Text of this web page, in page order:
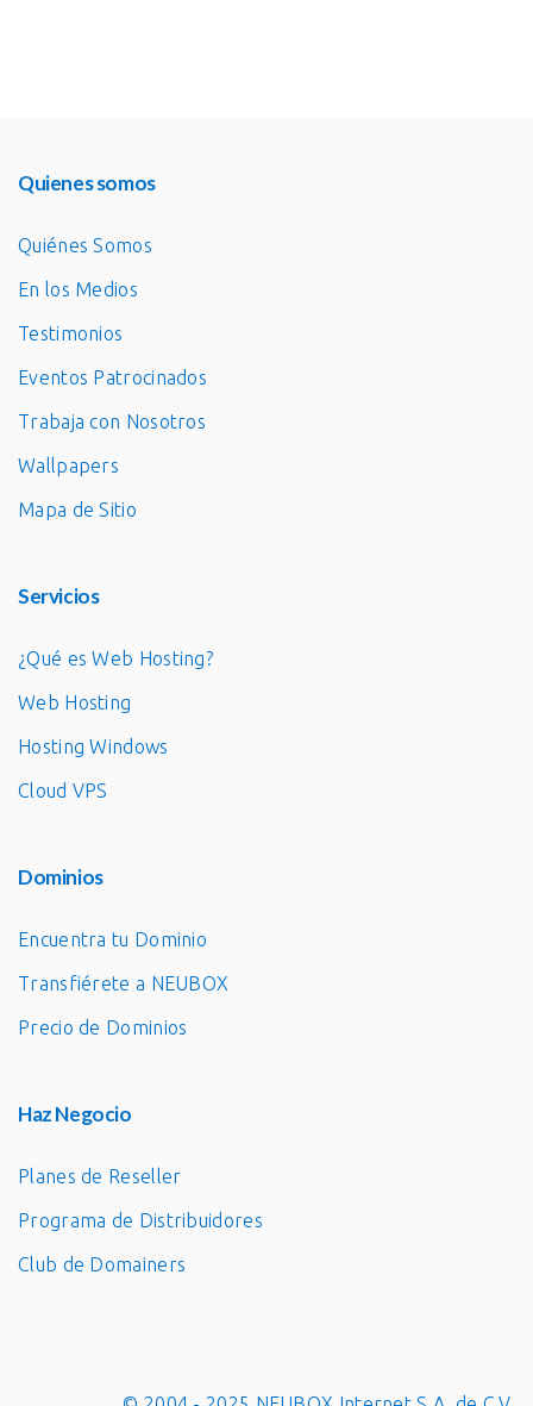
Quienes somos
Quiénes Somos
En los Medios
Testimonios
Eventos Patrocinados
Trabaja con Nosotros
Wallpapers
Mapa de Sitio
Servicios
¿Qué es Web Hosting?
Web Hosting
Hosting Windows
Cloud VPS
Dominios
Encuentra tu Dominio
Transfiérete a NEUBOX
Precio de Dominios
Haz Negocio
Planes de Reseller
Programa de Distribuidores
Club de Domainers